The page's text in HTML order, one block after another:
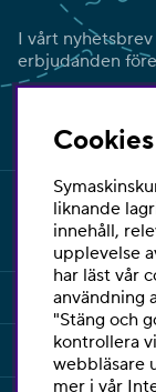
I vårt
erbjudanden
INFORMATION
KUNDSERVICE
liknande
innehåll,
upplevelse
har läst vår
användning
"Stäng och
kontrollera
webbläsare
mer i vår